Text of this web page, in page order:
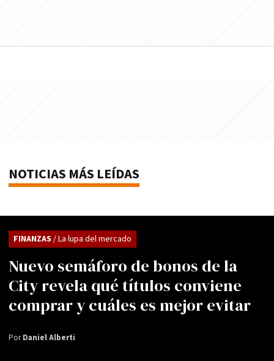
NOTICIAS MÁS LEÍDAS
Nuevo semáforo de bonos de la
City revela qué títulos conviene
comprar y cuáles es mejor evitar
FINANZAS / La lupa del mercado
PorDaniel Alberti